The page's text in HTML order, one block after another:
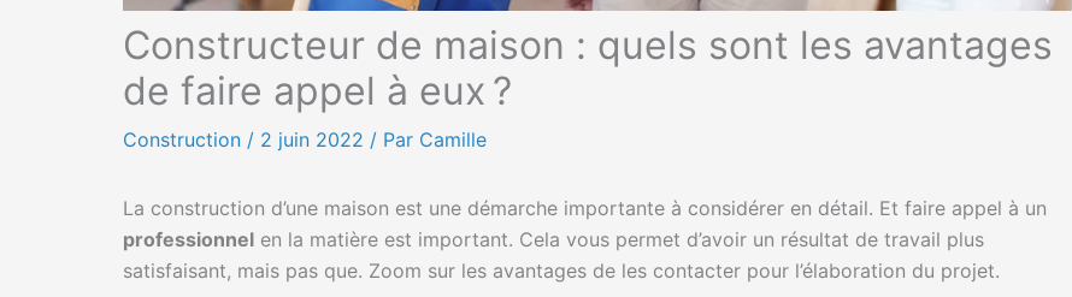
Constructeur de maison : quels sont les avantages
de faire appel à eux ?
Construction / 2 juin 2022 / Par Camille
La construction d’une maison est une démarche importante à considérer en détail. Et faire appel à un
professionnel en la matière est important. Cela vous permet d’avoir un résultat de travail plus
satisfaisant, mais pas que. Zoom sur les avantages de les contacter pour l’élaboration du projet.